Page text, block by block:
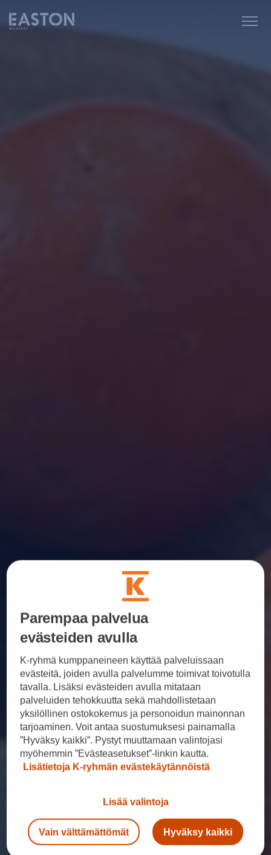
Parempaa palvelua
evästeiden avulla
K-ryhmä kumppaneineen käyttää palveluissaan
evästeitä, joiden avulla palvelumme toimivat toivotulla
tavalla. Lisäksi evästeiden avulla mitataan
palveluiden tehokkuutta sekä mahdollistetaan
yksilöllinen ostokokemus ja personoidun mainonnan
tarjoaminen. Voit antaa suostumuksesi painamalla
”Hyväksy kaikki”. Pystyt muuttamaan valintojasi
myöhemmin ”Evästeasetukset”-linkin kautta.
Lisätietoja K-ryhmän evästekäytännöistä
Lisää valintoja
Vain välttämättömät Hyväksy kaikki